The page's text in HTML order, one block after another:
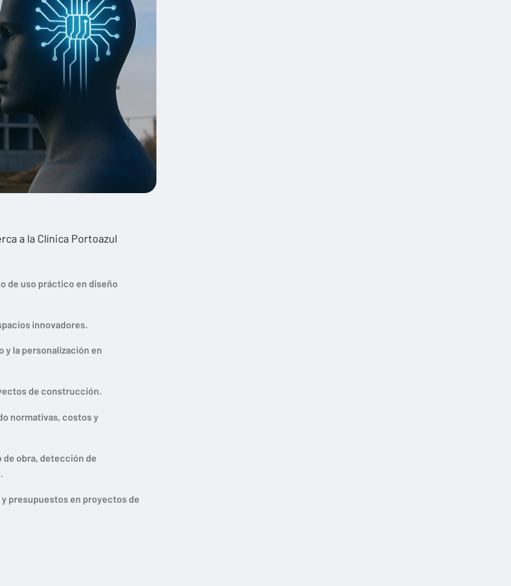
a la Clínica Portoazul
de uso práctico en diseño
innovadores.
y la personalización en
de construcción.
normativas, costos y
obra, detección de
presupuestos en proyectos de